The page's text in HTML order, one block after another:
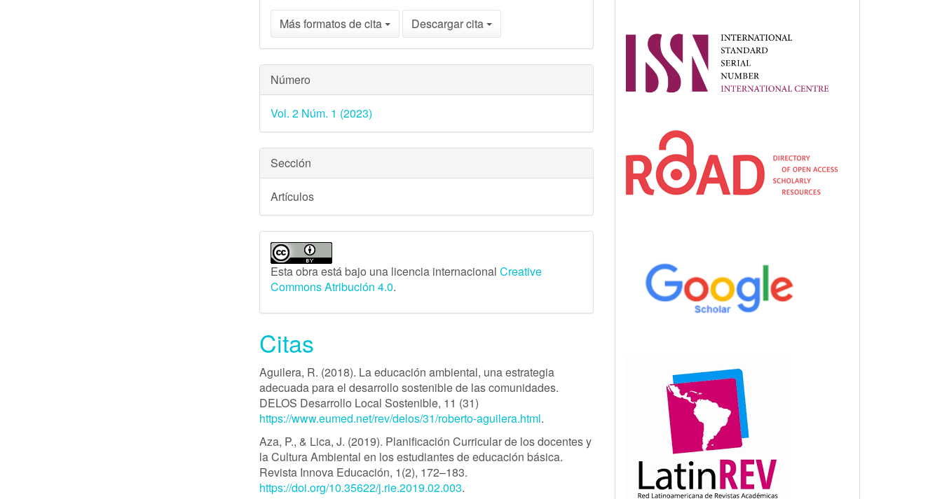
Más formatos de cita
Descargar cita
Número
Vol. 2 Núm. 1 (2023)
Sección
Artículos
Esta obra está bajo una licencia internacionalCreative
Commons Atribución 4.0.
Citas
Aguilera, R. (2018). La educación ambiental, una estrategia
adecuada para el desarrollo sostenible de las comunidades.
DELOS Desarrollo Local Sostenible, 11 (31)
https://www.eumed.net/rev/delos/31/roberto-aguilera.html.
Aza, P., & Lica, J. (2019). Planificación Curricular de los docentes y
la Cultura Ambiental en los estudiantes de educación básica.
Revista Innova Educación, 1(2), 172–183.
https://doi.org/10.35622/j.rie.2019.02.003.